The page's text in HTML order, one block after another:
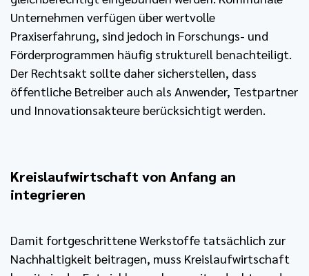
Unternehmen verfügen über wertvolle
Praxiserfahrung, sind jedoch in Forschungs- und
Förderprogrammen häufig strukturell benachteiligt.
Der Rechtsakt sollte daher sicherstellen, dass
öffentliche Betreiber auch als Anwender, Testpartner
und Innovationsakteure berücksichtigt werden.
Kreislaufwirtschaft von Anfang an
integrieren
Damit fortgeschrittene Werkstoffe tatsächlich zur
Nachhaltigkeit beitragen, muss Kreislaufwirtschaft